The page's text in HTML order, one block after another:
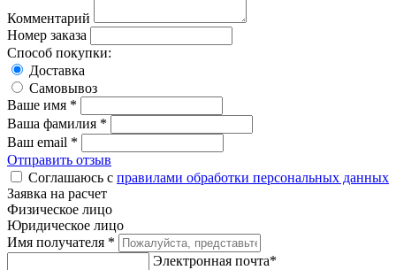
Комментарий
Номер заказа
Способ покупки:
Доставка
Самовывоз
Ваше имя *
Ваша фамилия *
Ваш email *
Отправить отзыв
Соглашаюсь с правилами обработки персональных данных
Заявка на расчет
Физическое лицо
Юридическое лицо
Имя получателя *
Электронная почта*